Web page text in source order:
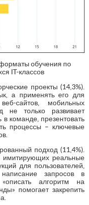
обучения по
IT-классов
проекты (14,3%).
а применять его для
сайтов, мобильных
не только развивает
в команде, презентовать
процессы – ключевые
подход (11,4%).
имитирующих реальные
для пользователей,
запросов в
алгоритм на
помогает закрепить